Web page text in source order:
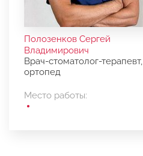
Полозенков Сергей
Владимирович
Врач-стоматолог-терапевт,
ортопед
Место работы: